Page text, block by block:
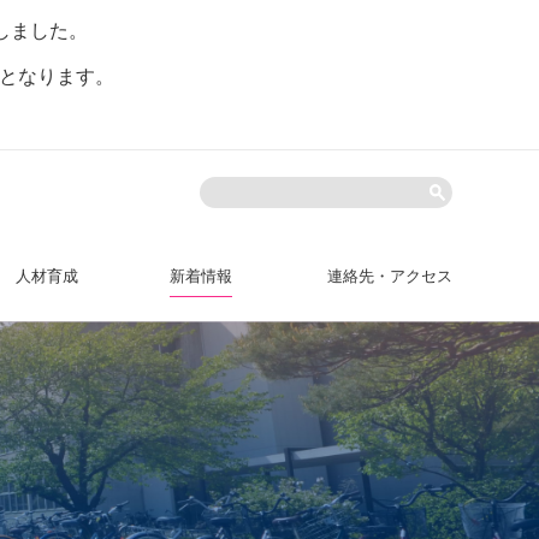
した。
なります。
人材育成 新着情報 連絡先・アクセス